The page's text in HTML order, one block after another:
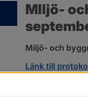
MIljö-
Miljö- och
Länk till